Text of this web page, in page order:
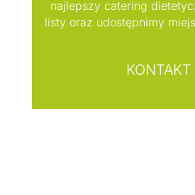
najlepszy catering
listy oraz udostępnimy
KONTAKT